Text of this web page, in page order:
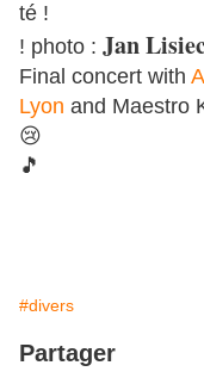
té !
! photo : Jan
Final concert with
Lyon and Maestro
😢
🎵
#divers
Partager